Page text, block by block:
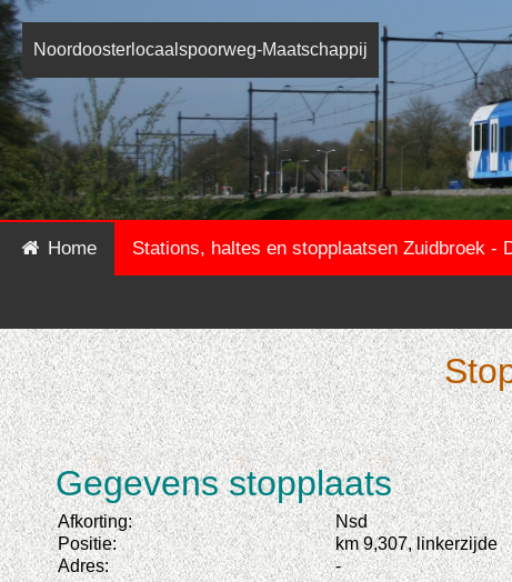
Noordoosterlocaalspoorweg-Maatschappij
Home Stations, haltes en stopplaatsen Zuidbroek -
Gegevens stopplaats
Afkorting:
Nsd
Positie:
km 9,307, linkerzijde
Adres:
-